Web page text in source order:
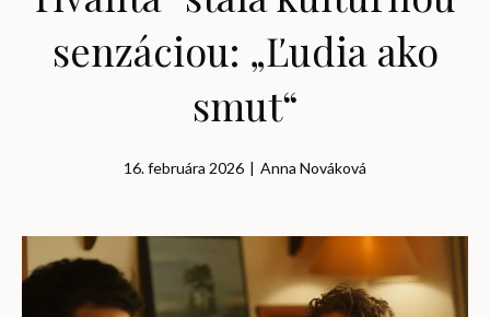
senzáciou: „Ľudia ako
smut“
16. februára 2026 | Anna Nováková